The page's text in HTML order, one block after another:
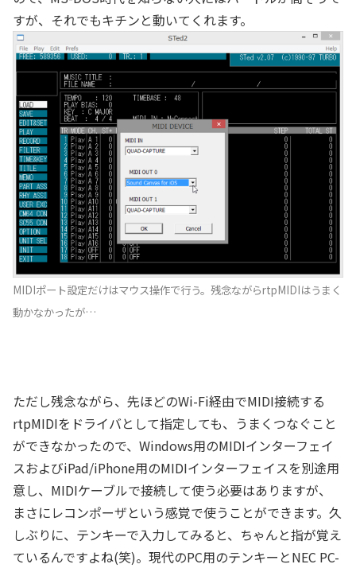
すが、それでもキチンと動いてくれます。
MIDIポート設定だけはマウス操作で行う。残念ながらrtpMIDIはうまく
動かなかったが…
ただし残念ながら、先ほどのWi-Fi経由でMIDI接続する
rtpMIDIをドライバとして指定しても、うまくつなぐこと
ができなかったので、Windows用のMIDIインターフェイ
スおよびiPad/iPhone用のMIDIインターフェイスを別途用
意し、MIDIケーブルで接続して使う必要はありますが、
まさにレコンポーザという感覚で使うことができます。久
しぶりに、テンキーで入力してみると、ちゃんと指が覚え
ているんですよね(笑)。現代のPC用のテンキーとNEC PC-